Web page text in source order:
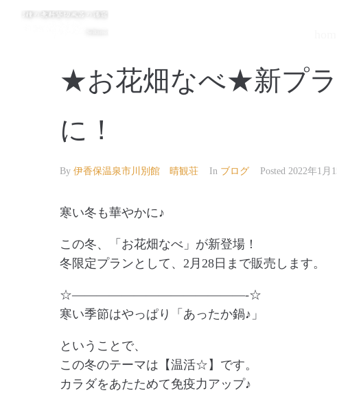
★お花畑なべ★新プ
に！
By 伊香保温泉市川別館 晴観荘 In ブログ Posted 2022年1月
寒い冬も華やかに♪
この冬、「お花畑なべ」が新登場！
冬限定プランとして、2月28日まで販売します。
☆——————————————-☆
寒い季節はやっぱり「あったか鍋♪」
ということで、
この冬のテーマは【温活☆】です。
カラダをあたためて免疫力アップ♪